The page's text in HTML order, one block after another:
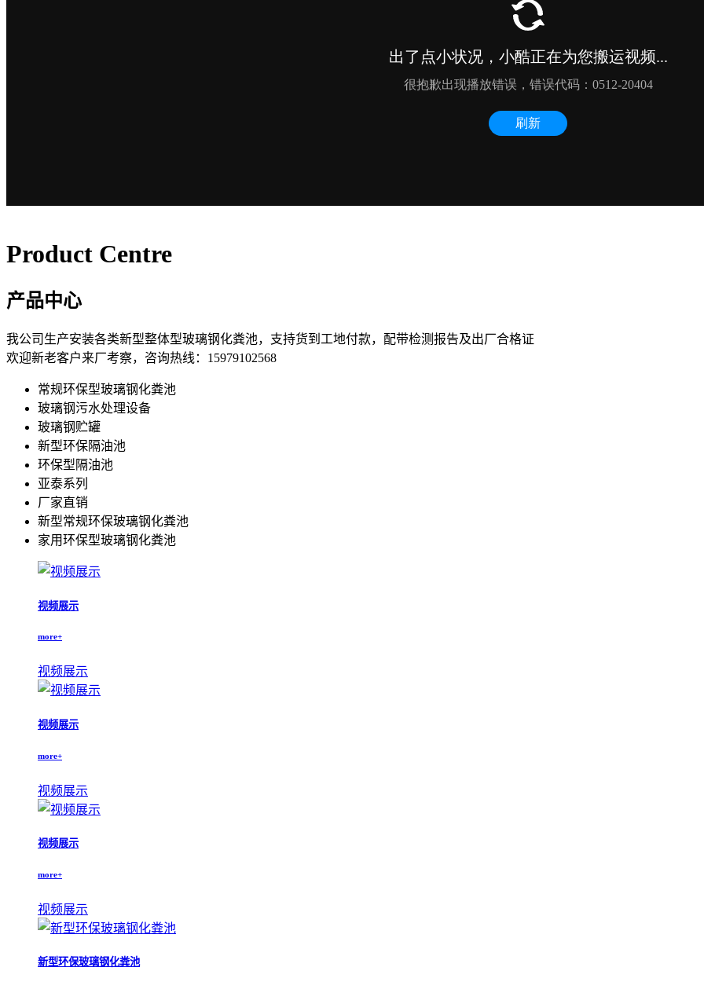
Product Centre
产品中心
我公司生产安装各类新型整体型玻璃钢化粪池，支持货到工地付款，配带检测报告及出厂合格证
欢迎新老客户来厂考察，咨询热线：15979102568
常规环保型玻璃钢化粪池
玻璃钢污水处理设备
玻璃钢贮罐
新型环保隔油池
环保型隔油池
亚泰系列
厂家直销
新型常规环保玻璃钢化粪池
家用环保型玻璃钢化粪池
视频展示
more+
视频展示
视频展示
more+
视频展示
视频展示
more+
视频展示
新型环保玻璃钢化粪池